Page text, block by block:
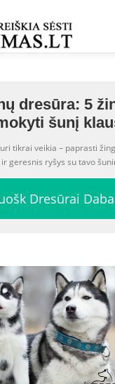
dresūra: 5
šunį
tikrai veikia – paprasti
geresnis ryšys su tavo
Dresūrai